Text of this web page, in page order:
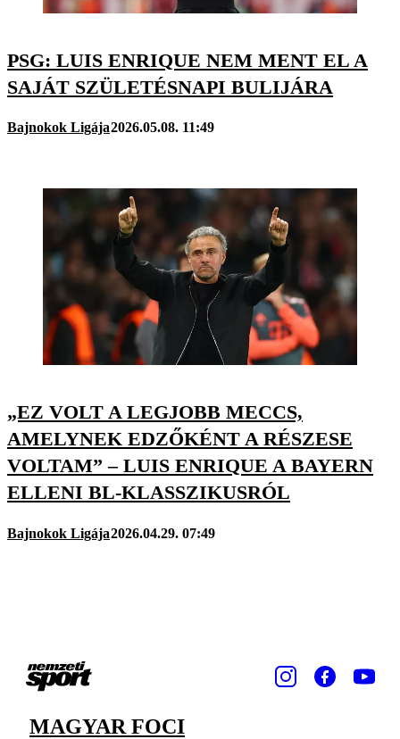
PSG: LUIS ENRIQUE NEM MENT EL A
SAJÁT SZÜLETÉSNAPI BULIJÁRA
Bajnokok Ligája2026.05.08. 11:49
„EZ VOLT A LEGJOBB MECCS,
AMELYNEK EDZŐKÉNT A RÉSZESE
VOLTAM” – LUIS ENRIQUE A BAYERN
ELLENI BL-KLASSZIKUSRÓL
Bajnokok Ligája2026.04.29. 07:49
MAGYAR FOCI